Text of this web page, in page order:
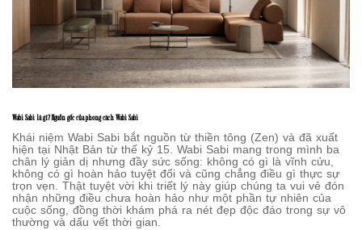
Wabi Sabi là gì? Nguồn gốc của phong cách Wabi Sabi
Khái niệm Wabi Sabi bắt nguồn từ thiền tông (Zen) và đã xuất
hiện tại Nhật Bản từ thế kỷ 15. Wabi Sabi mang trong mình ba
chân lý giản dị nhưng đầy sức sống: không có gì là vĩnh cửu,
không có gì hoàn hảo tuyệt đối và cũng chẳng điều gì thực sự
trọn vẹn. Thật tuyệt vời khi triết lý này giúp chúng ta vui vẻ đón
nhận những điều chưa hoàn hảo như một phần tự nhiên của
cuộc sống, đồng thời khám phá ra nét đẹp độc đáo trong sự vô
thường và dấu vết thời gian.